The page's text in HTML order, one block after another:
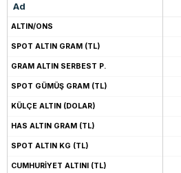
Ad
ALTIN/ONS
SPOT ALTIN GRAM (TL)
GRAM ALTIN SERBEST P.
SPOT GÜMÜŞ GRAM (TL)
KÜLÇE ALTIN (DOLAR)
HAS ALTIN GRAM (TL)
SPOT ALTIN KG (TL)
CUMHURİYET ALTINI (TL)